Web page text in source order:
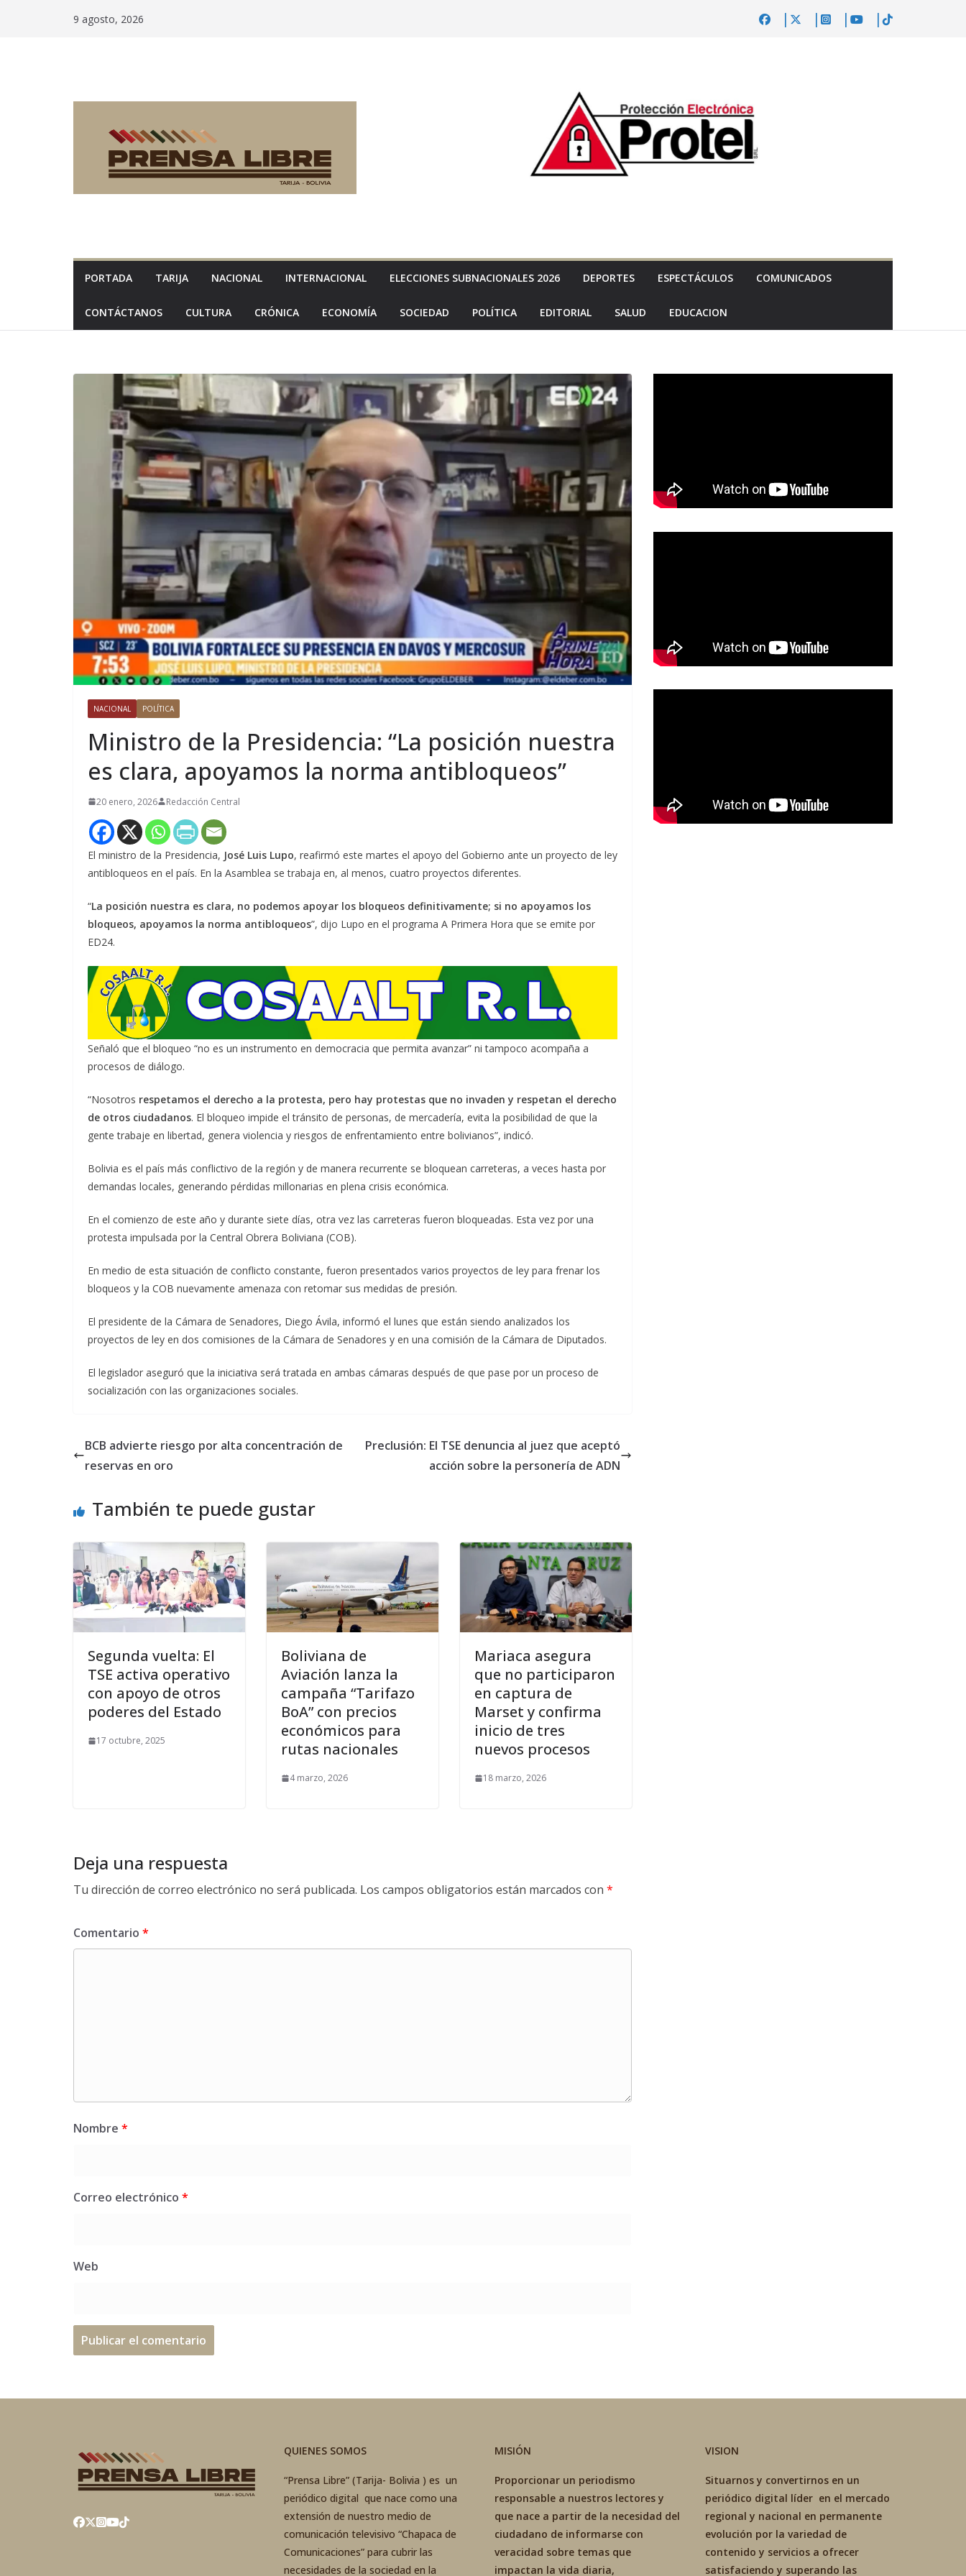
9 agosto, 2026
PORTADA TARIJA NACIONAL INTERNACIONAL ELECCIONES SUBNACIONALES 2026 DEPORTES ESPECTÁCULOS COMUNICADOS
CONTÁCTANOS CULTURA CRÓNICA ECONOMÍA SOCIEDAD POLÍTICA EDITORIAL SALUD EDUCACION
NACIONAL POLÍTICA
Ministro de la Presidencia: “La posición nuestra
es clara, apoyamos la norma antibloqueos”
20 enero, 2026 Redacción Central
El ministro de la Presidencia, José Luis Lupo, reafirmó este martes el apoyo del Gobierno ante un proyecto de ley
antibloqueos en el país. En la Asamblea se trabaja en, al menos, cuatro proyectos diferentes.
“La posición nuestra es clara, no podemos apoyar los bloqueos definitivamente; si no apoyamos los
bloqueos, apoyamos la norma antibloqueos”, dijo Lupo en el programa A Primera Hora que se emite por
ED24.
Señaló que el bloqueo “no es un instrumento en democracia que permita avanzar” ni tampoco acompaña a
procesos de diálogo.
“Nosotros respetamos el derecho a la protesta, pero hay protestas que no invaden y respetan el derecho
de otros ciudadanos. El bloqueo impide el tránsito de personas, de mercadería, evita la posibilidad de que la
gente trabaje en libertad, genera violencia y riesgos de enfrentamiento entre bolivianos”, indicó.
Bolivia es el país más conflictivo de la región y de manera recurrente se bloquean carreteras, a veces hasta por
demandas locales, generando pérdidas millonarias en plena crisis económica.
En el comienzo de este año y durante siete días, otra vez las carreteras fueron bloqueadas. Esta vez por una
protesta impulsada por la Central Obrera Boliviana (COB).
En medio de esta situación de conflicto constante, fueron presentados varios proyectos de ley para frenar los
bloqueos y la COB nuevamente amenaza con retomar sus medidas de presión.
El presidente de la Cámara de Senadores, Diego Ávila, informó el lunes que están siendo analizados los
proyectos de ley en dos comisiones de la Cámara de Senadores y en una comisión de la Cámara de Diputados.
El legislador aseguró que la iniciativa será tratada en ambas cámaras después de que pase por un proceso de
socialización con las organizaciones sociales.
BCB advierte riesgo por alta concentración de
reservas en oro
Preclusión: El TSE denuncia al juez que aceptó
acción sobre la personería de ADN
También te puede gustar
Segunda vuelta: El
TSE activa operativo
con apoyo de otros
poderes del Estado
17 octubre, 2025
Boliviana de
Aviación lanza la
campaña “Tarifazo
BoA” con precios
económicos para
rutas nacionales
4 marzo, 2026
Mariaca asegura
que no participaron
en captura de
Marset y confirma
inicio de tres
nuevos procesos
18 marzo, 2026
Deja una respuesta
Tu dirección de correo electrónico no será publicada. Los campos obligatorios están marcados con *
Comentario *
Nombre *
Correo electrónico *
Web
QUIENES SOMOS
“Prensa Libre” (Tarija- Bolivia ) es un
periódico digital que nace como una
extensión de nuestro medio de
comunicación televisivo “Chapaca de
Comunicaciones” para cubrir las
necesidades de la sociedad en la
MISIÓN
Proporcionar un periodismo
responsable a nuestros lectores y
que nace a partir de la necesidad del
ciudadano de informarse con
veracidad sobre temas que
impactan la vida diaria,
VISION
Situarnos y convertirnos en un
periódico digital líder en el mercado
regional y nacional en permanente
evolución por la variedad de
contenido y servicios a ofrecer
satisfaciendo y superando las